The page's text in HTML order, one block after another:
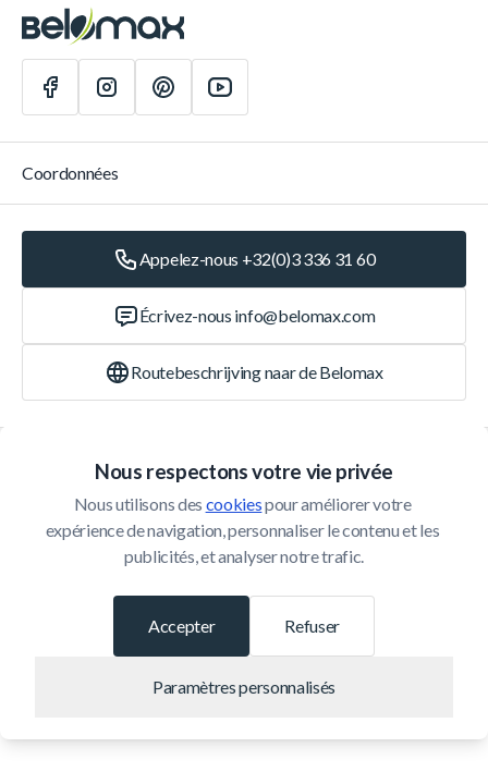
Nous respectons votre vie privée
Nous utilisons des cookies pour améliorer votre
expérience de navigation, personnaliser le contenu et les
publicités, et analyser notre trafic.
Refuser
Paramètres personnalisés
Accepter
Service Client
Coordonnées
Appelez-nous +32(0)3 336 31 60
Écrivez-nous info@belomax.com
Routebeschrijving naar de Belomax